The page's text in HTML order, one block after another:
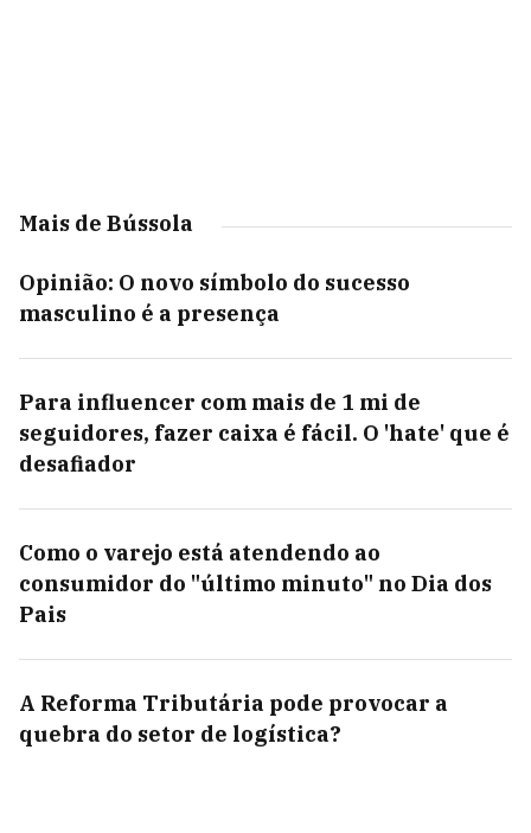
Mais de Bússola
Opinião: O novo símbolo do sucesso
masculino é a presença
Para influencer com mais de 1 mi de
seguidores, fazer caixa é fácil. O 'hate' que é
desafiador
Como o varejo está atendendo ao
consumidor do "último minuto" no Dia dos
Pais
A Reforma Tributária pode provocar a
quebra do setor de logística?